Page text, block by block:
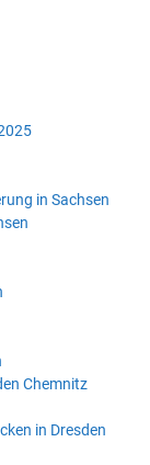
in Sachsen
Chemnitz
in Dresden